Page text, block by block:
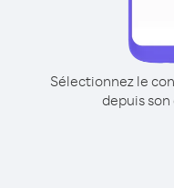
Sélectionnez le
depuis